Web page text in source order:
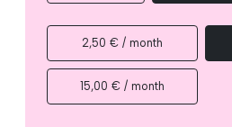
2,50 € / month
15,00 € / month